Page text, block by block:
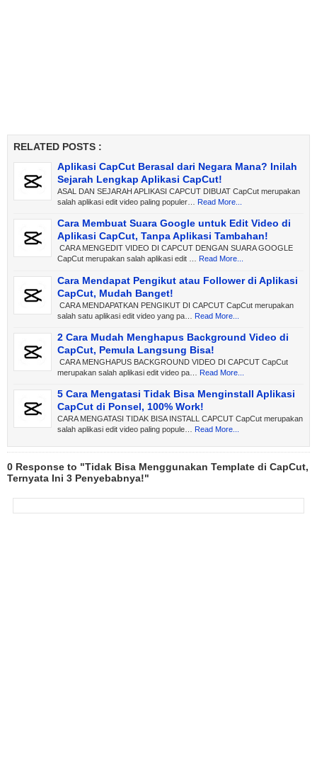
RELATED POSTS :
Aplikasi CapCut Berasal dari Negara Mana? Inilah
Sejarah Lengkap Aplikasi CapCut!
ASAL DAN SEJARAH APLIKASI CAPCUT DIBUAT CapCut merupakan
salah aplikasi edit video paling populer…
Read More...
Cara Membuat Suara Google untuk Edit Video di
Aplikasi CapCut, Tanpa Aplikasi Tambahan!
CARA MENGEDIT VIDEO DI CAPCUT DENGAN SUARA GOOGLE
CapCut merupakan salah aplikasi edit … Read More...
Cara Mendapat Pengikut atau Follower di Aplikasi
CapCut, Mudah Banget!
CARA MENDAPATKAN PENGIKUT DI CAPCUT CapCut merupakan
salah satu aplikasi edit video yang pa…
Read More...
2 Cara Mudah Menghapus Background Video di
CapCut, Pemula Langsung Bisa!
CARA MENGHAPUS BACKGROUND VIDEO DI CAPCUT CapCut
merupakan salah aplikasi edit video pa…
Read More...
5 Cara Mengatasi Tidak Bisa Menginstall Aplikasi
CapCut di Ponsel, 100% Work!
CARA MENGATASI TIDAK BISA INSTALL CAPCUT CapCut merupakan
salah aplikasi edit video paling popule…
Read More...
0 Response to "Tidak Bisa Menggunakan Template di CapCut,
Ternyata Ini 3 Penyebabnya!"